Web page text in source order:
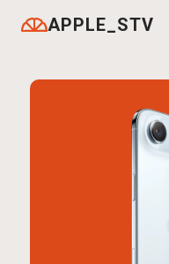
APPLE_STV